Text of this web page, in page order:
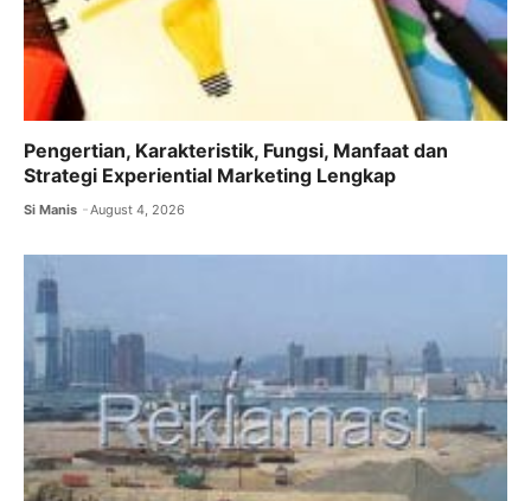
Pengertian, Karakteristik, Fungsi, Manfaat dan
Strategi Experiential Marketing Lengkap
Si Manis August 4, 2026